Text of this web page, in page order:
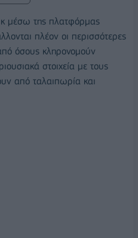
μέσω της πλατφόρμας
πλέον οι περισσότερες
όσους κληρονομούν
στοιχεία με τους
από ταλαιπωρία και